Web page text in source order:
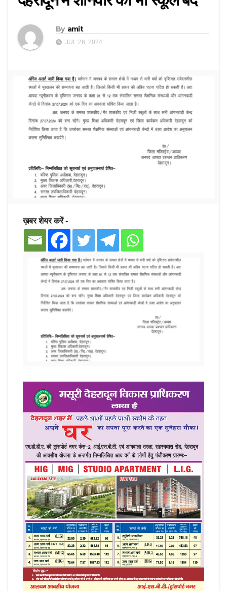
By amit
JUL 26, 2024
ख़बर शेयर करें -